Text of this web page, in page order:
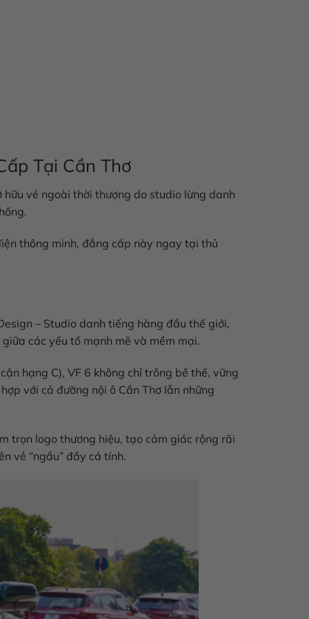
Tại Cần Thơ
hữu vẻ ngoài thời thượng do studio lừng danh
thông minh, đẳng cấp này ngay tại thủ
– Studio danh tiếng hàng đầu thế giới,
các yếu tố mạnh mẽ và mềm mại.
hạng C), VF 6 không chỉ trông bề thế, vững
với cả đường nội ô Cần Thơ lẫn những
trọn logo thương hiệu, tạo cảm giác rộng rãi
vẻ “ngầu” đầy cá tính.